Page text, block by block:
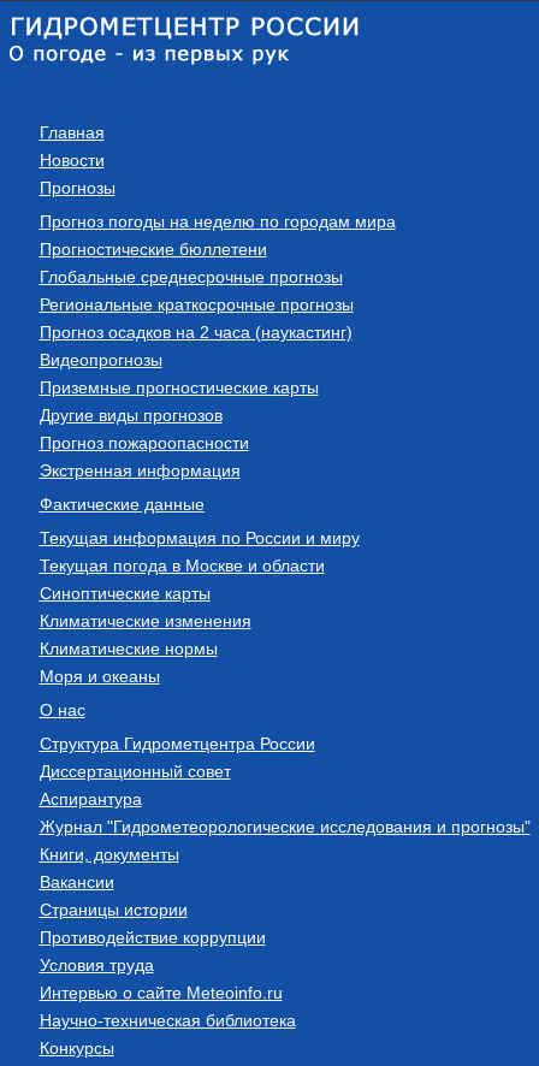
Главная
Новости
Прогнозы
Прогноз погоды на неделю по городам мира
Прогностические бюллетени
Глобальные среднесрочные прогнозы
Региональные краткосрочные прогнозы
Прогноз осадков на 2 часа (наукастинг)
Видеопрогнозы
Приземные прогностические карты
Другие виды прогнозов
Прогноз пожароопасности
Экстренная информация
Фактические данные
Текущая информация по России и миру
Текущая погода в Москве и области
Синоптические карты
Климатические изменения
Климатические нормы
Моря и океаны
О нас
Структура Гидрометцентра России
Диссертационный совет
Аспирантура
Журнал "Гидрометеорологические исследования и прогнозы"
Книги, документы
Вакансии
Страницы истории
Противодействие коррупции
Условия труда
Интервью о сайте Meteoinfo.ru
Научно-техническая библиотека
Конкурсы